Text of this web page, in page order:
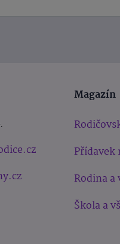
Magazín
Přídavek
Rodina a
Škola a